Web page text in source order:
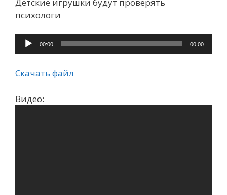
психологи
Аудиоплеер
00:00 00:00
Скачать файл
Видео: